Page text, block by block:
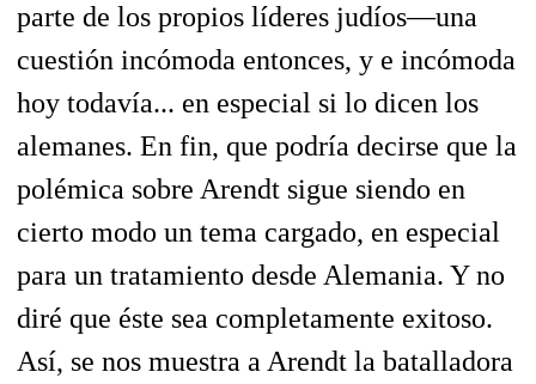
parte de los propios líderes judíos—una
cuestión incómoda entonces, y e incómoda
hoy todavía... en especial si lo dicen los
alemanes. En fin, que podría decirse que la
polémica sobre Arendt sigue siendo en
cierto modo un tema cargado, en especial
para un tratamiento desde Alemania. Y no
diré que éste sea completamente exitoso.
Así, se nos muestra a Arendt la batalladora